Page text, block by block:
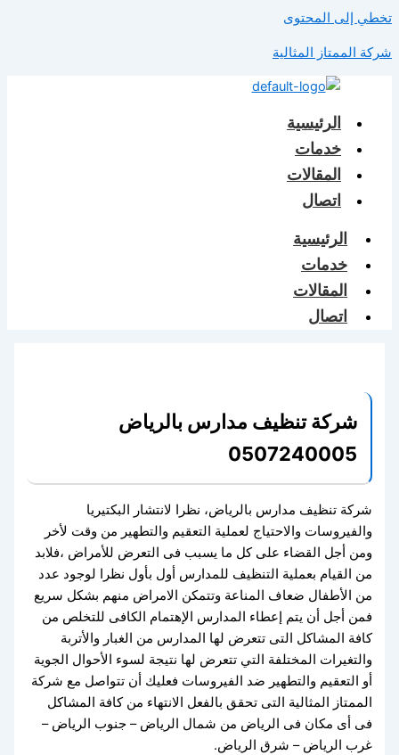
تخطي إلى المحتوى
شركة الممتاز المثالية
الرئيسية
خدمات
المقالات
اتصال
الرئيسية
خدمات
المقالات
اتصال
شركة تنظيف مدارس بالرياض
0507240005
شركة تنظيف مدارس بالرياض، نظرا لانتشار البكتيريا
والفيروسات والاحتياج لعملية التعقيم والتطهير من وقت لأخر
ومن أجل القضاء على كل ما يسبب فى التعرض للأمراض ،فلابد
من القيام بعملية التنظيف للمدارس أول بأول نظرا لوجود عدد
من الأطفال ضعاف المناعة وتتمكن الامراض منهم بشكل سريع
فمن أجل أن يتم إعطاء المدارس الإهتمام الكافى للتخلص من
كافة المشاكل التى تتعرض لها المدارس من الغبار والأتربة
والتغيرات المختلفة التي تتعرض لها نتيجة لسوء الأحوال الجوية
أو التعقيم والتطهير ضد الفيروسات فعليك أن تتواصل مع شركة
الممتاز المثالية التى تحقق بالفعل الانتهاء من كافة المشاكل
فى أى مكان فى الرياض من شمال الرياض – جنوب الرياض –
غرب الرياض – شرق الرياض.